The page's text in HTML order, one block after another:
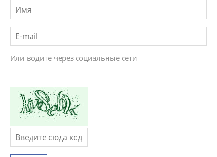
Или водите через социальные сети